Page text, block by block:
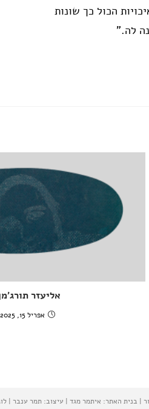
הכול כך שונות
לה."
אליעזר
אפריל 15, 2025
בנית האתר: איתמר מגד | עיצוב: תמר ענבר |